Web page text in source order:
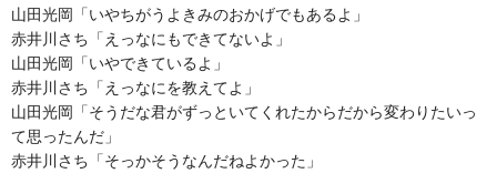
山田光岡「いやちがうよきみのおかげでもあるよ」
赤井川さち「えっなにもできてないよ」
山田光岡「いやできているよ」
赤井川さち「えっなにを教えてよ」
山田光岡「そうだな君がずっといてくれたからだから変わりたいっ
て思ったんだ」
赤井川さち「そっかそうなんだねよかった」